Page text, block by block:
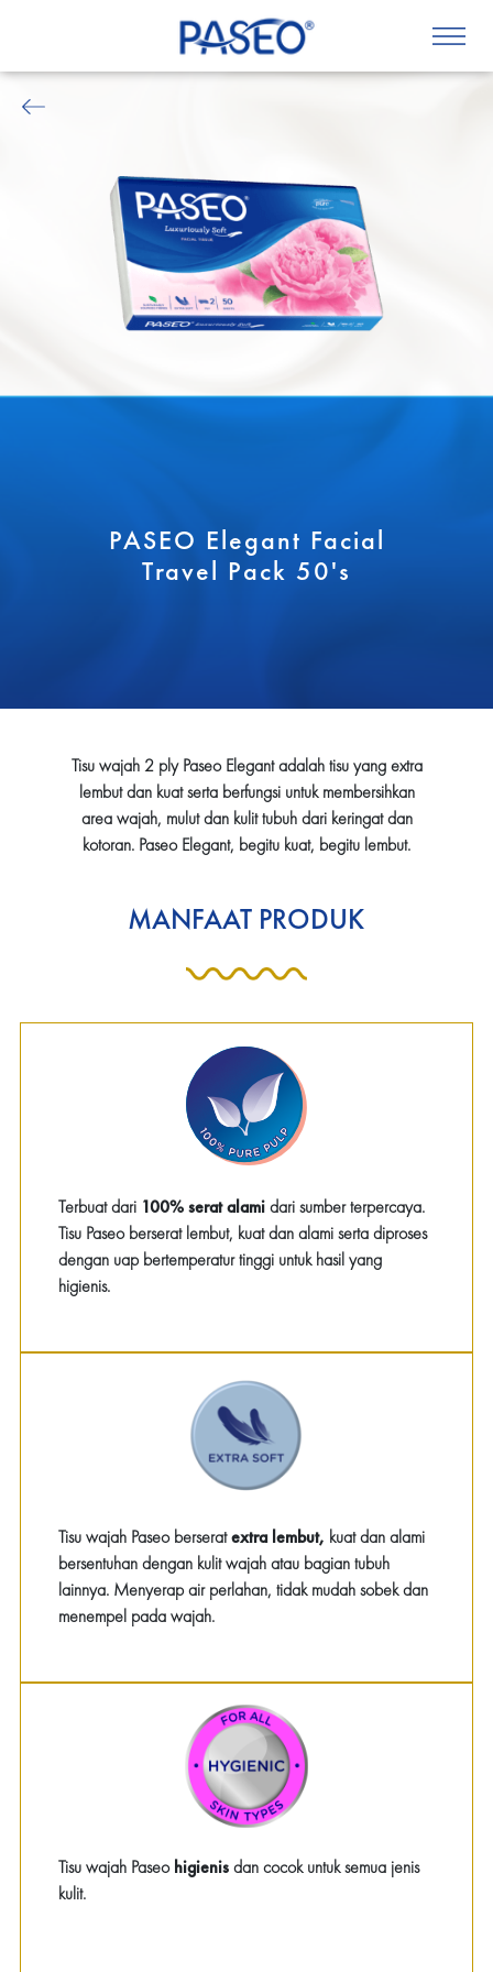
PASEO Elegant Facial
Travel Pack 50's
Tisu wajah 2 ply Paseo Elegant adalah tisu yang extra
lembut dan kuat serta berfungsi untuk membersihkan
area wajah, mulut dan kulit tubuh dari keringat dan
kotoran. Paseo Elegant, begitu kuat, begitu lembut.
MANFAAT PRODUK
Terbuat dari 100% serat alamidari sumber terpercaya.
Tisu Paseo berserat lembut, kuat dan alami serta diproses
dengan uap bertemperatur tinggi untuk hasil yang
higienis.
Tisu wajah Paseo berseratextra lembut, kuat dan alami
bersentuhan dengan kulit wajah atau bagian tubuh
lainnya. Menyerap air perlahan, tidak mudah sobek dan
menempel pada wajah.
Tisu wajah Paseohigienisdan cocok untuk semua jenis
kulit.